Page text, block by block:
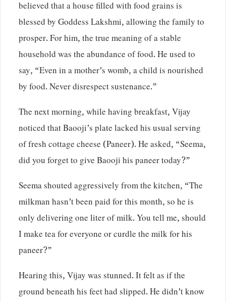
believed that a house filled with food grains is
blessed by Goddess Lakshmi, allowing the family to
prosper. For him, the true meaning of a stable
household was the abundance of food. He used to
say, “Even in a mother’s womb, a child is nourished
by food. Never disrespect sustenance.”
The next morning, while having breakfast, Vijay
noticed that Baooji’s plate lacked his usual serving
of fresh cottage cheese (Paneer). He asked, “Seema,
did you forget to give Baooji his paneer today?”
Seema shouted aggressively from the kitchen, “The
milkman hasn’t been paid for this month, so he is
only delivering one liter of milk. You tell me, should
I make tea for everyone or curdle the milk for his
paneer?”
Hearing this, Vijay was stunned. It felt as if the
ground beneath his feet had slipped. He didn’t know